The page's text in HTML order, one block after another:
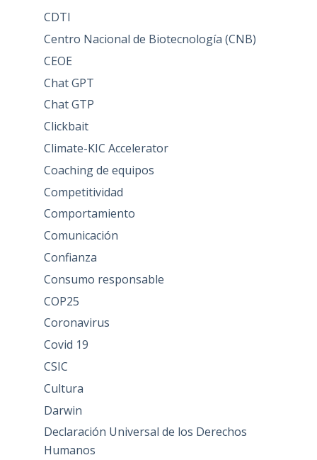
CDTI
Centro Nacional de Biotecnología (CNB)
CEOE
Chat GPT
Chat GTP
Clickbait
Climate-KIC Accelerator
Coaching de equipos
Competitividad
Comportamiento
Comunicación
Confianza
Consumo responsable
COP25
Coronavirus
Covid 19
CSIC
Cultura
Darwin
Declaración Universal de los Derechos
Humanos